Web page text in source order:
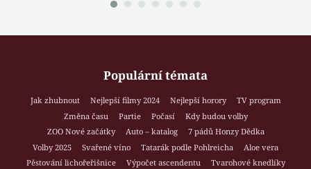
Populární témata
Jak zhubnout Nejlepší filmy 2024 Nejlepší horory
TV program
Změna času
Partie Počasí
Kdy budou volby
ZOO Nové začátky
Auto – katalog
7 pádů Honzy Dědka
Volby 2025
Svařené víno Tatarák podle Pohlreicha
Aloe vera
Pěstování lichořeřišnice
Výpočet ascendentu
Tvarohové knedlíky